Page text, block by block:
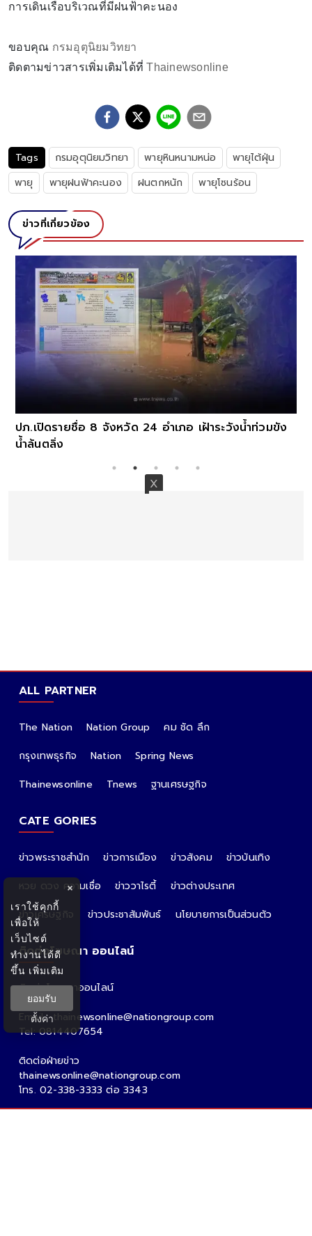
การเดินเรือบริเวณที่มีฝนฟ้าคะนอง
ขอบคุณ กรมอุตุนิยมวิทยา
ติดตามข่าวสารเพิ่มเติมได้ที่Thainewsonline
Tags กรมอุตุนิยมวิทยา พายุหินหนามหน่อ
พายุไต้ฝุ่น
พายุ
พายุฝนฟ้าคะนอง ฝนตกหนัก พายุโซนร้อน
ข่าวที่เกี่ยวข้อง
ปภ.เปิดรายชื่อ 8 จังหวัด 24 อำเภอ เฝ้าระวังน้ำท่วมขัง
น้ำล้นตลิ่ง
ALL PARTNER
The Nation Nation Group
คม ชัด ลึก
กรุงเทพธุรกิจ
Nation
Spring News
Thainewsonline
Tnews ฐานเศรษฐกิจ
CATE GORIES
ข่าวพระราชสำนัก ข่าวการเมือง ข่าวสังคม
ข่าวบันเทิง
หวย ดวง ความเชื่อ
ข่าววาไรตี้
ข่าวต่างประเทศ
ข่าวเศรษฐกิจ
ข่าวประชาสัมพันธ์ นโยบายการเป็นส่วนตัว
ติดต่อโฆษณา ออนไลน์
ติดต่อโฆษณาออนไลน์
คุณอ้อ
Email : thainewsonline@nationgroup.com
Tel: 0814407654
ติดต่อฝ่ายข่าว
thainewsonline@nationgroup.com
โทร. 02-338-3333 ต่อ 3343
×
เราใช้คุกกี้
เพื่อให้
เว็บไซต์
ทำงานได้ดี
ขึ้น เพิ่มเติม
ยอมรับ
ตั้งค่า